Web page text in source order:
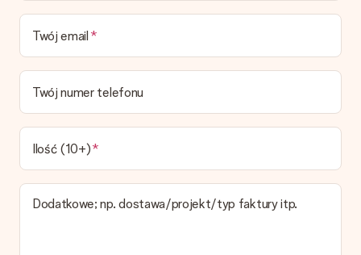
stronie produktu pokazujemy najbardziej prawdopodobną
datę doręczenia w momencie składania zamówienia.
Jaki jest czas dostawy i kiedy otrzymam mój prezent?
Przewidywany czas dostawy można znaleźć na stronie
produktu.
Jakie opcje dostawy mogę wybrać?
W koszyku zamówień mamy kilka opcji dostawy. Termin
pokazany na stronie produktu odnosi się do najtańszej i
najwolniejszej formy wysyłki.
Zapłata
Twój email
Twój numer telefonu
Ilość (10+)
Dodatkowe; np. dostawa/projekt/typ faktury itp.